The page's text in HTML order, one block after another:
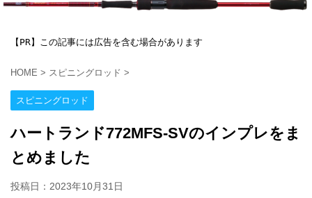
【PR】この記事には広告を含む場合があります
HOME > スピニングロッド >
スピニングロッド
ハートランド772MFS-SVのインプレをま
とめました
投稿日： 2023年10月31日